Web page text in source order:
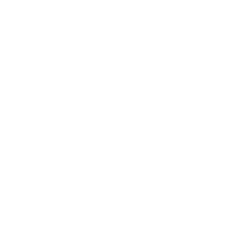
Azure und Proxmox in 2 Methoden?